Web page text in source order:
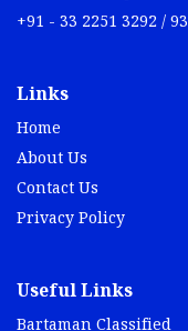
+91 - 33 2251 3292 / 93
Links
Home
About Us
Contact Us
Privacy Policy
Useful Links
Bartaman Classified